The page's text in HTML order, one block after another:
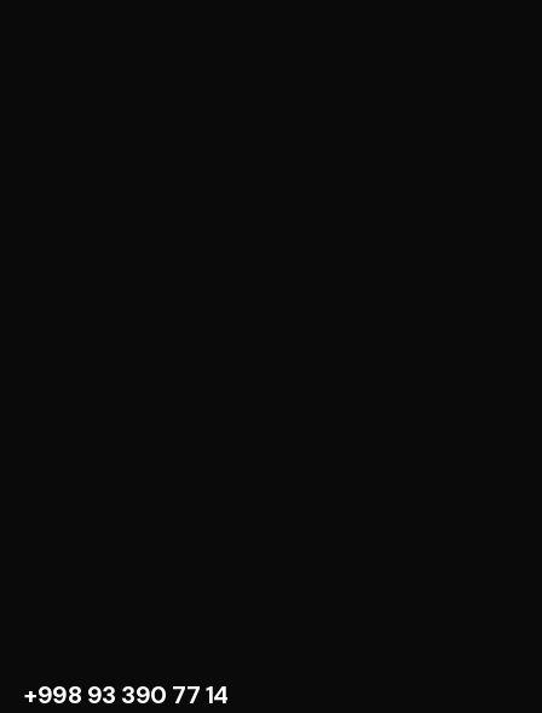
+998 93 390 77 14